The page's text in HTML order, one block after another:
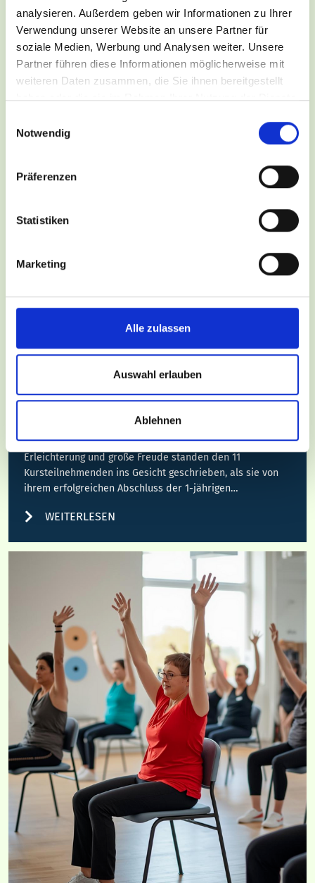
analysieren. Außerdem geben wir Informationen zu Ihrer
Verwendung unserer Website an unsere Partner für
soziale Medien, Werbung und Analysen weiter. Unsere
Partner führen diese Informationen möglicherweise mit
weiteren Daten zusammen, die Sie ihnen bereitgestellt
haben oder die sie im Rahmen Ihrer Nutzung der Dienste
Notwendig
Präferenzen
Statistiken
Marketing
Alle zulassen
Auswahl erlauben
Ablehnen
20. März 2026
Startklar für die Pflege: 11 neue
Krankenpflegehelferinnen und -helfer
schließen ihre Ausbildung am GZO
Erleichterung und große Freude standen den 11
Kursteilnehmenden ins Gesicht geschrieben, als sie von
ihrem erfolgreichen Abschluss der 1-jährigen…
WEITERLESEN